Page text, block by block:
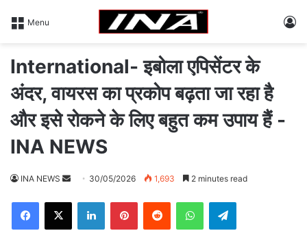
Menu
International- इबोला एपिसेंटर के
अंदर, वायरस का प्रकोप बढ़ता जा रहा है
और इसे रोकने के लिए बहुत कम उपाय हैं -
INA NEWS
INA NEWS
d
30/05/2026 1,693 2 minutes read